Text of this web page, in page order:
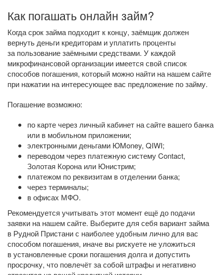
Как погашать онлайн займ?
Когда срок займа подходит к концу, заёмщик должен
вернуть деньги кредиторам и уплатить проценты
за пользование заёмными средствами. У каждой
микрофинансовой организации имеется свой список
способов погашения, который можно найти на нашем сайте
при нажатии на интересующее вас предложение по займу.
Погашение возможно:
по карте через личный кабинет на сайте вашего банка
или в мобильном приложении;
электронными деньгами ЮMoney, QIWI;
переводом через платежную систему Contact,
Золотая Корона или Юнистрим;
платежом по реквизитам в отделении банка;
через терминалы;
в офисах МФО.
Рекомендуется учитывать этот момент ещё до подачи
заявки на нашем сайте. Выберите для себя вариант займа
в Рудной Пристани с наиболее удобным лично для вас
способом погашения, иначе вы рискуете не уложиться
в установленные сроки погашения долга и допустить
просрочку, что повлечёт за собой штрафы и негативно